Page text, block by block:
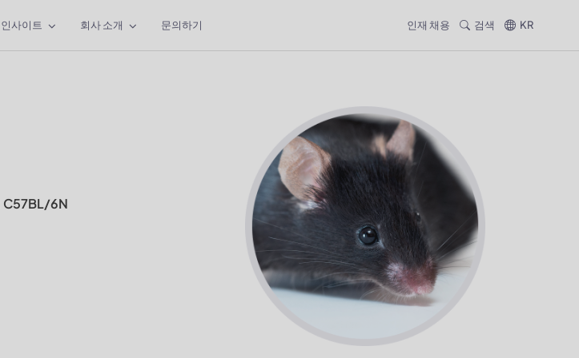
인사이트 회사 소개 문의하기 인재 채용 검색 KR
C57BL/6N